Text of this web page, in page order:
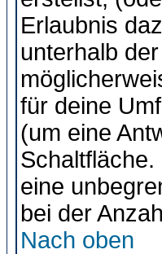
Erlaubnis
unterhalb
für deine
(um eine
eine
bei der
Nach oben